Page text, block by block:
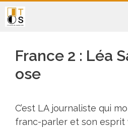
Aller
au
France 2 : Léa
ose
C’est LA journaliste qui
franc-parler et son esprit